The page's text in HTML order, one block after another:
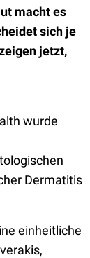
macht es
sich je
jetzt,
wurde
Dermatitis
einheitliche